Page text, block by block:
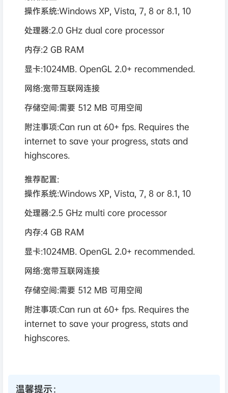
操作系统:Windows XP, Vista, 7, 8 or 8.1, 10
处理器:2.0 GHz dual core processor
内存:2 GB RAM
显卡:1024MB. OpenGL 2.0+ recommended.
网络:宽带互联网连接
存储空间:需要 512 MB 可用空间
附注事项:Can run at 60+ fps. Requires the
internet to save your progress, stats and
highscores.
推荐配置:
操作系统:Windows XP, Vista, 7, 8 or 8.1, 10
处理器:2.5 GHz multi core processor
内存:4 GB RAM
显卡:1024MB. OpenGL 2.0+ recommended.
网络:宽带互联网连接
存储空间:需要 512 MB 可用空间
附注事项:Can run at 60+ fps. Requires the
internet to save your progress, stats and
highscores.
温馨提示：